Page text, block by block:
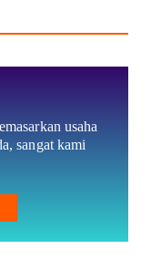
usaha
sangat kami